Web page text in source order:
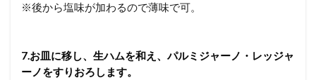
※後から塩味が加わるので薄味で可。
7.お皿に移し、生ハムを和え、パルミジャーノ・レッジャ
ーノをすりおろします。